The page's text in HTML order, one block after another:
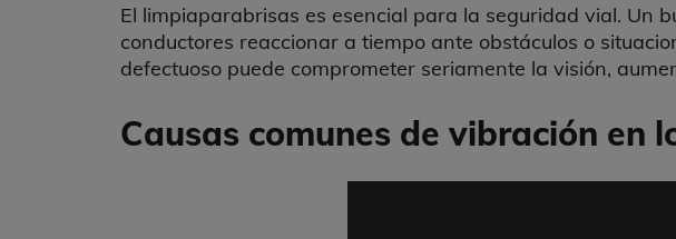
El limpiaparabrisas es esencial para la seguridad vial. Un
conductores reaccionar a tiempo ante obstáculos o
defectuoso puede comprometer seriamente la visión,
Causas comunes de vibración en